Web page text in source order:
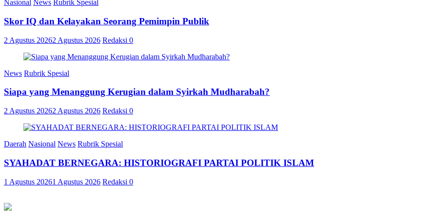
Nasional News Rubrik Spesial
Skor IQ dan Kelayakan Seorang Pemimpin Publik
2 Agustus 20262 Agustus 2026 Redaksi 0
News Rubrik Spesial
Siapa yang Menanggung Kerugian dalam Syirkah Mudharabah?
2 Agustus 20262 Agustus 2026 Redaksi 0
Daerah Nasional News Rubrik Spesial
SYAHADAT BERNEGARA: HISTORIOGRAFI PARTAI POLITIK ISLAM
1 Agustus 20261 Agustus 2026 Redaksi 0